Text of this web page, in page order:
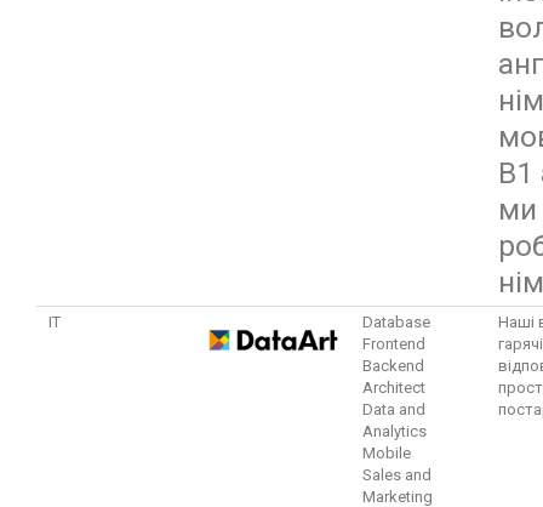
В1
ми
ІТ
Database
Frontend
Backend
Architect
Data and
Analytics
Mobile
Sales and
Marketing
Наші